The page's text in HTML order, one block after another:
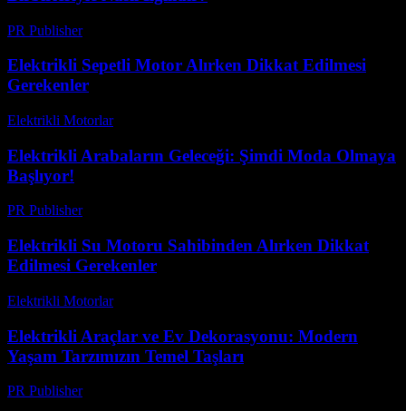
PR Publisher-
Elektrikli Sepetli Motor Alırken Dikkat Edilmesi
Gerekenler
Elektrikli Motorlar-
Elektrikli Arabaların Geleceği: Şimdi Moda Olmaya
Başlıyor!
PR Publisher-
Elektrikli Su Motoru Sahibinden Alırken Dikkat
Edilmesi Gerekenler
Elektrikli Motorlar-
Elektrikli Araçlar ve Ev Dekorasyonu: Modern
Yaşam Tarzımızın Temel Taşları
PR Publisher-